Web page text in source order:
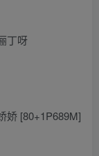
丁呀
娇 [80+1P689M]